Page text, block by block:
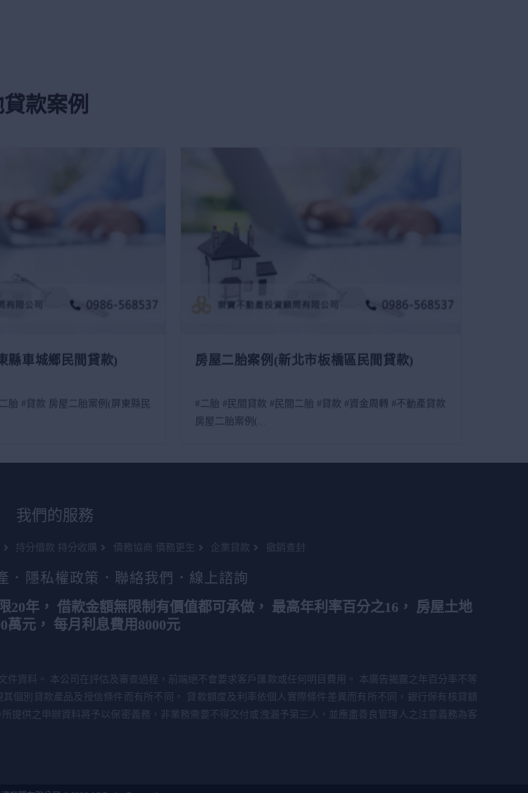
款案例
縣車城鄉民間貸款)
胎 #貸款 房屋二胎案例(屏東縣民
房屋二胎案例(新北市板橋區民間貸款)
#二胎 #民間貸款 #民間二胎 #貸款 #資金周轉 #不動產貸款
房屋二胎案例(...
我們的服務
持分借款 持分收購 債務協商 債務更生 企業貸款 撤銷查封
． 隱私權政策 ． 聯絡我們 ． 線上諮詢
20年， 借款金額無限制有價值都可承做， 最高年利率百分之16， 房屋土地
萬元， 每月利息費用8000元
資料。 本公司在評估及審查過程，前端絕不會要求客戶匯款或任何明目費用。 本廣告揭露之年百分率不等
個別貸款產品及授信條件而有所不同。 貸款額度及利率依個人實際條件差異而有所不同，銀行保有核貸額
提供之申辦資料將予以保密義務，非業務需要不得交付或洩漏予第三人，並應盡善良管理人之注意義務為客